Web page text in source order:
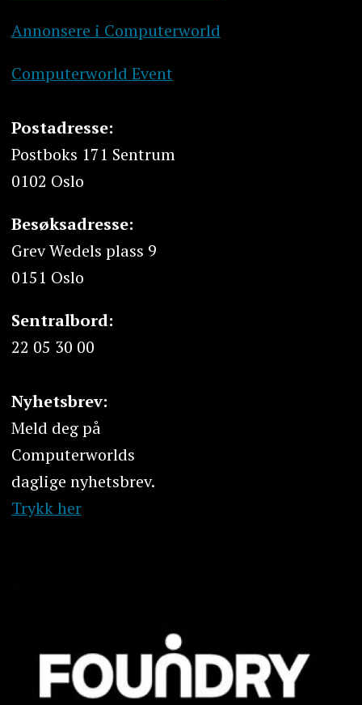
Annonsere i Computerworld
Computerworld Event
Postadresse:
Postboks 171 Sentrum
0102 Oslo
Besøksadresse:
Grev Wedels plass 9
0151 Oslo
Sentralbord:
22 05 30 00
Nyhetsbrev:
Meld deg på
Computerworlds
daglige nyhetsbrev.
Trykk her